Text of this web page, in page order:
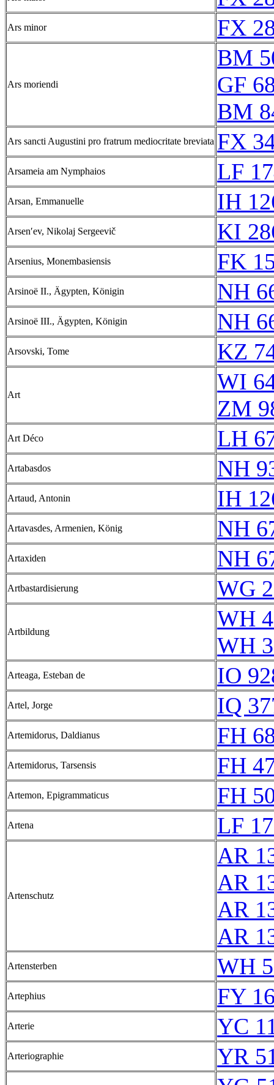
Ars minor FX
Ars moriendi
BM
GF
BM
Ars sancti Augustini pro fratrum mediocritate breviata FX
Arsameia am Nymphaios LF
Arsan, Emmanuelle IH
Arsenʹev, Nikolaj Sergeevič KI
Arsenius, Monembasiensis FK
Arsinoë II., Ägypten, Königin NH
Arsinoë III., Ägypten, Königin NH
Arsovski, Tome KZ
Art
WI
ZM
Art Déco LH
Artabasdos NH
Artaud, Antonin IH
Artavasdes, Armenien, König NH
Artaxiden NH
Artbastardisierung WG
Artbildung
WH
WH
Arteaga, Esteban de IO
Artel, Jorge IQ
Artemidorus, Daldianus FH
Artemidorus, Tarsensis FH
Artemon, Epigrammaticus FH
Artena LF
Artenschutz
AR
AR
AR
AR
Artensterben WH
Artephius FY
Arterie YC
Arteriographie
YR